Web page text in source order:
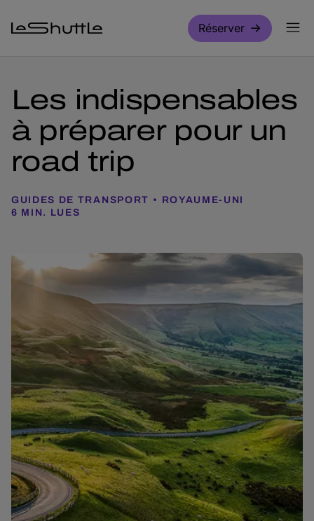
Réserver
Les indispensables
à préparer pour un
road trip
GUIDES DE TRANSPORT
ROYAUME-UNI
6 MIN. LUES